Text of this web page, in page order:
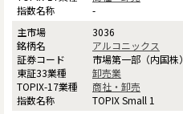
-
3036
アルコニックス
市場第一部（内国株）
卸売業
商社・卸売
TOPIX Small 1